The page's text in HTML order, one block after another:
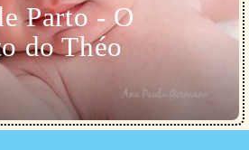
Parto - O
do Théo